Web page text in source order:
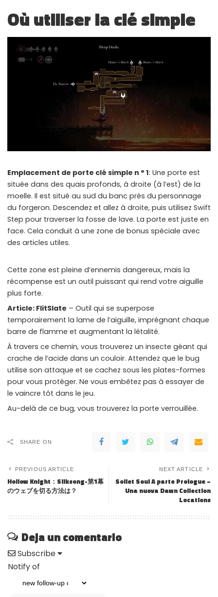
Où utiliser la clé simple
Emplacement de porte clé simple n ° 1: Une porte est
située dans des quais profonds, à droite (à l’est) de la
moelle. Il est situé au sud du banc près du personnage
du forgeron. Descendez et allez à droite, puis utilisez Swift
Step pour traverser la fosse de lave. La porte est juste en
face. Cela conduit à une zone de bonus spéciale avec
des articles utiles.
Cette zone est pleine d’ennemis dangereux, mais la
récompense est un outil puissant qui rend votre aiguille
plus forte.
Article: FlitSlate – Outil qui se superpose
temporairement la lame de l’aiguille, imprégnant chaque
barre de flamme et augmentant la létalité.
À travers ce chemin, vous trouverez un insecte géant qui
crache de l’acide dans un couloir. Attendez que le bug
utilise son attaque et se cachez sous les plates-formes
pour vous protéger. Ne vous embêtez pas à essayer de
le vaincre tôt dans le jeu.
Au-delà de ce bug, vous trouverez la porte verrouillée.
SHARE ON
PREVIOUS ARTICLE
Hollow Knight：Silksong-第1幕
のウェブを切る方法は？
NEXT ARTICLE
Sollet Soul A parte Prologue –
Una nuova Dawn Collection
Locations
Deja un comentario
Subscribe
Notify of